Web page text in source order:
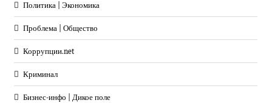
Политика | Экономика
Проблема | Общество
Коррупции.net
Криминал
Бизнес-инфо | Дикое поле